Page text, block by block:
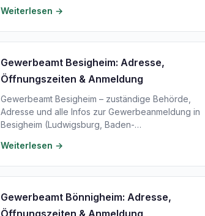
Weiterlesen →
Gewerbeamt Besigheim: Adresse,
Öffnungszeiten & Anmeldung
Gewerbeamt Besigheim – zuständige Behörde,
Adresse und alle Infos zur Gewerbeanmeldung in
Besigheim (Ludwigsburg, Baden-…
Weiterlesen →
Gewerbeamt Bönnigheim: Adresse,
Öffnungszeiten & Anmeldung